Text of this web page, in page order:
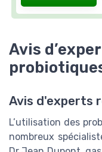
Avis
Avis d'experts
L’utilisation des
nombreux